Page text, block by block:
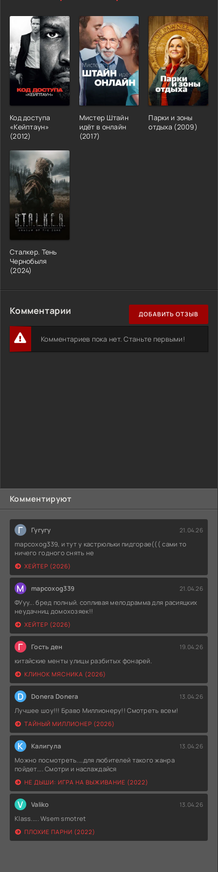
Комментируют
Г Гугугу 21.04.26
mapcoxog339, и тут у кастрюльки пидгорае((( сами то
ничего годного снять не
ХЕЙТЕР (2026)
M mapcoxog339 21.04.26
ФУуу... бред полный. сопливая мелодрамма для расияцких
неудачниц домохозяек!!
ХЕЙТЕР (2026)
Г Гость ден 19.04.26
китайские менты улицы разбитых фонарей.
КЛИНОК МЯСНИКА (2026)
D Donera Donera 13.04.26
Лучшее шоу!!! Браво Миллионеру!! Смотреть всем!
ТАЙНЫЙ МИЛЛИОНЕР (2026)
К Калигула 13.04.26
Можно посмотреть....для любителей такого жанра
пойдет.... Смотри и наслаждайся
НЕ ДЫШИ: ИГРА НА ВЫЖИВАНИЕ (2022)
V Valiko 13.04.26
Klass..... Wsem smotret
ПЛОХИЕ ПАРНИ (2022)
Код доступа
«Кейптаун»
(2012)
Мистер Штайн
идёт в онлайн
(2017)
Парки и зоны
отдыха (2009)
Сталкер. Тень
Чернобыля
(2024)
Комментарии ДОБАВИТЬ ОТЗЫВ
Комментариев пока нет. Станьте первыми!